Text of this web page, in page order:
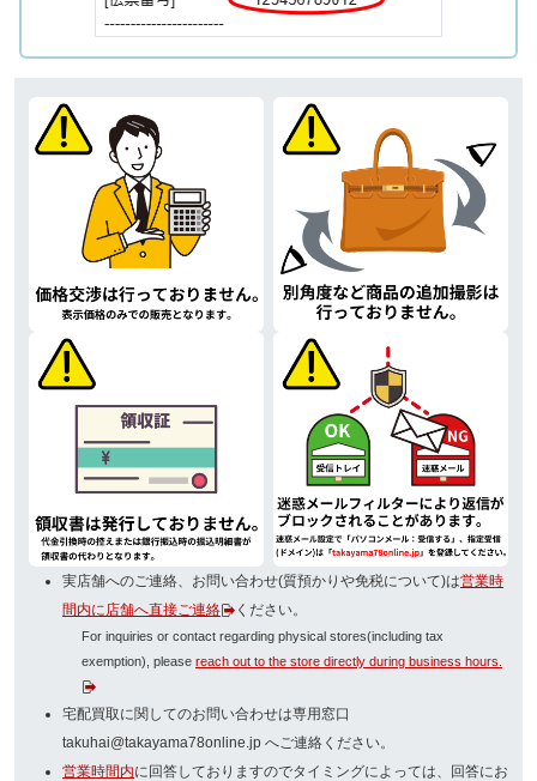
実店舗へのご連絡、お問い合わせ(質預かりや免税について)は営業時
間内に店舗へ直接ご連絡
ください。
For inquiries or contact regarding physical stores(including tax
exemption), please reach out to the store directly during business hours.
宅配買取に関してのお問い合わせは専用窓口
takuhai@takayama78online.jp へご連絡ください。
営業時間内に回答しておりますのでタイミングによっては、回答にお